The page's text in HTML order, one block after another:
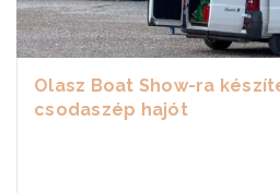
Olasz Boat Show-ra
csodaszép hajót